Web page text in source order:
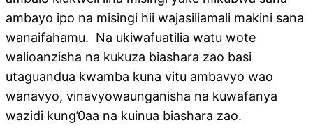
ambayo ipo na misingi hii wajasiliamali makini sana
wanaifahamu. Na ukiwafuatilia watu wote
walioanzisha na kukuza biashara zao basi
utaguandua kwamba kuna vitu ambavyo wao
wanavyo, vinavyowaunganisha na kuwafanya
wazidi kung’0aa na kuinua biashara zao.